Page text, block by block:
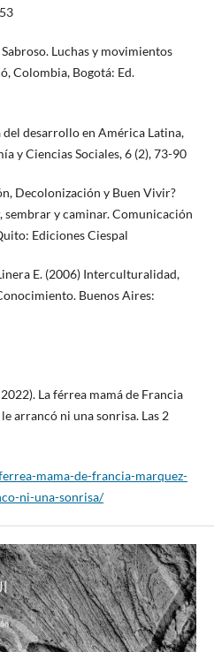
Luchas y movimientos
Colombia, Bogotá: Ed.
desarrollo en América Latina,
y Ciencias Sociales, 6 (2), 73-90
Decolonización y Buen Vivir?
sembrar y caminar. Comunicación
Ediciones Ciespal
E. (2006) Interculturalidad,
Buenos Aires:
La férrea mamá de Francia
arrancó ni una sonrisa. Las 2
mama-de-francia-marquez-
ni-una-sonrisa/